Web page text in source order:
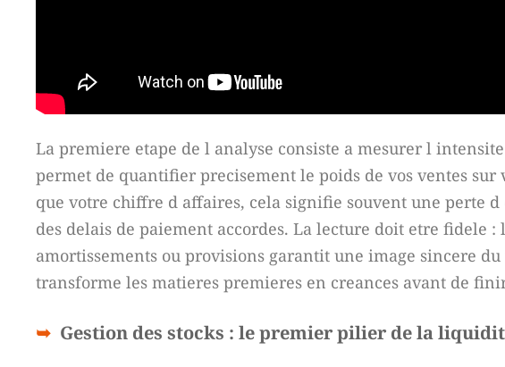
La premiere etape de l analyse consiste a mesurer l
permet de quantifier precisement le poids de vos ventes
que votre chiffre d affaires, cela signifie souvent une perte
des delais de paiement accordes. La lecture doit etre fidele
amortissements ou provisions garantit une image sincere
transforme les matieres premieres en creances avant de
Gestion des stocks : le premier pilier de la